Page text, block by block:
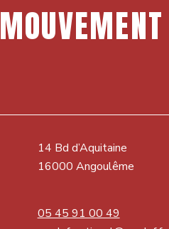
MOUVEMENT
14 Bd d’Aquitaine
16000 Angoulême
05 45 91 00 49